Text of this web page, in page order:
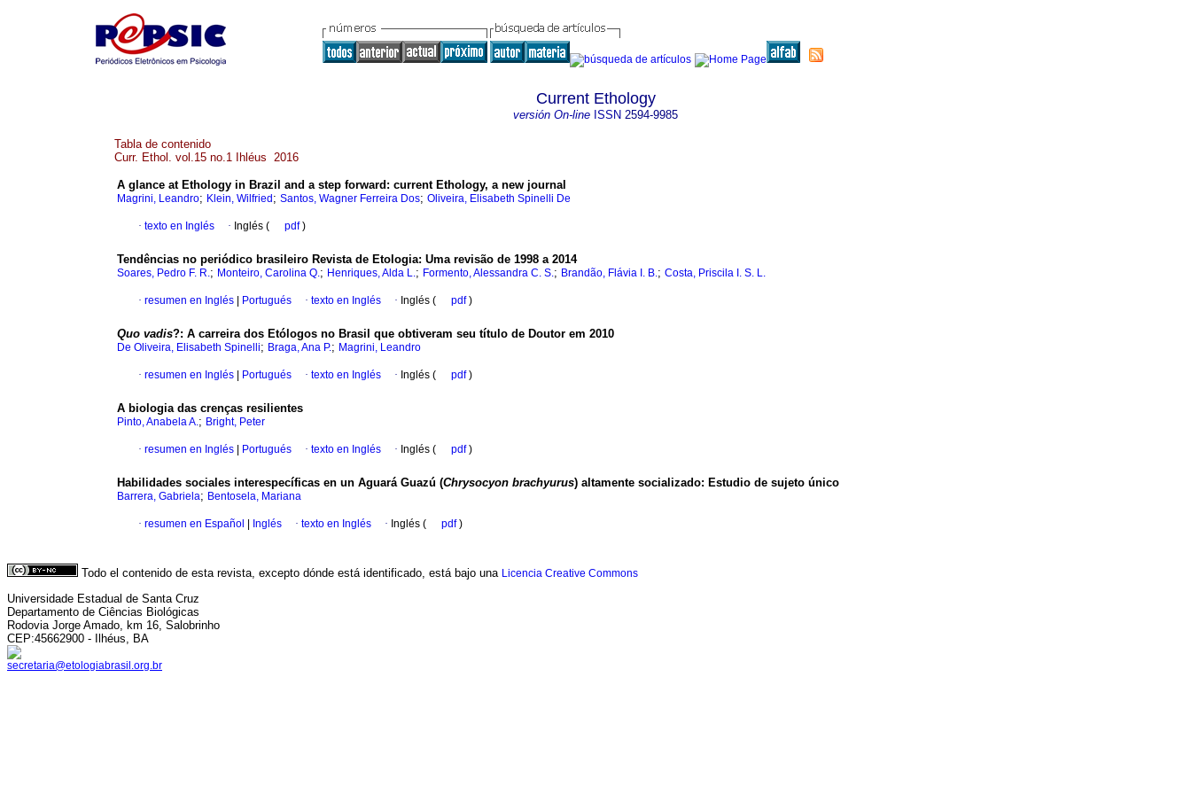
Current Ethology
versión On-line ISSN 2594-9985
Tabla de contenido
Curr. Ethol. vol.15 no.1 Ihléus 2016
A glance at Ethology in Brazil and a step forward : current Ethology, a new journal
Magrini, Leandro; Klein, Wilfried ; Santos, Wagner Ferreira Dos; Oliveira, Elisabeth Spinelli De
· texto en Inglés · Inglés ( pdf)
Tendências no periódico brasileiro Revista de Etologia: Uma revisão de 1998 a 2014
Soares, Pedro F. R.; Monteiro, Carolina Q.; Henriques, Alda L.; Formento, Alessandra C. S.; Brandão, Flávia I. B.; Costa, Priscila I. S. L.
· resumen en Inglés Portugués · texto en Inglés · Inglés ( pdf)
Quo vadis?: A carreira dos Etólogos no Brasil que obtiveram seu título de Doutor em 2010
De Oliveira, Elisabeth Spinelli; Braga, Ana P.; Magrini, Leandro
· resumen en Inglés Portugués · texto en Inglés · Inglés ( pdf)
A biologia das crenças resilientes
Pinto, Anabela A.; Bright, Peter
· resumen en Inglés Portugués · texto en Inglés · Inglés ( pdf)
Habilidades sociales interespecíficas en un Aguará Guazú (Chrysocyon brachyurus) altamente socializado: Estudio de sujeto único
Barrera, Gabriela; Bentosela, Mariana
· resumen en Español Inglés · texto en Inglés · Inglés ( pdf)
Todo el contenido de esta revista, excepto dónde está identificado, está bajo una Licencia Creative Commons
Universidade Estadual de Santa Cruz
Departamento de Ciências Biológicas
Rodovia Jorge Amado, km 16, Salobrinho
CEP:45662900 - Ilhéus, BA
secretaria@etologiabrasil.org.br